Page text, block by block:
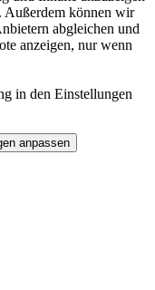
Außerdem können wir
abgleichen und
anzeigen, nur wenn
in den Einstellungen
anpassen